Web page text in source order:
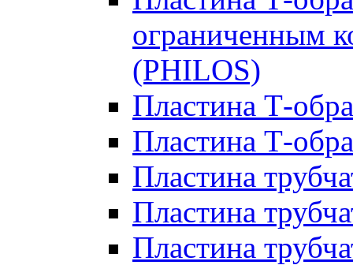
ограниченным
(PHILOS)
Пластина Т-
Пластина Т-
Пластина
Пластина
Пластина